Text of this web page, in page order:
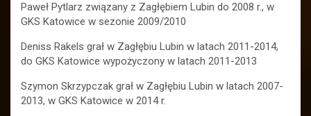
Paweł Pytlarz związany z Zagłębiem Lubin do 2008 r., w
GKS Katowice w sezonie 2009/2010
Deniss Rakels grał w Zagłębiu Lubin w latach 2011-2014,
do GKS Katowice wypożyczony w latach 2011-2013
Szymon Skrzypczak grał w Zagłębiu Lubin w latach 2007-
2013, w GKS Katowice w 2014 r.